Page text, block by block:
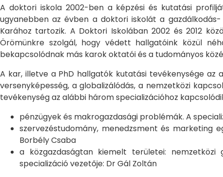
A doktori iskola 2002-ben a képzési és kutatási
ugyanebben az évben a doktori iskolát a
Karához tartozik. A Doktori Iskolában 2002 és 2012
Örömünkre szolgál, hogy védett hallgatóink közül
bekapcsolódnak más karok oktatói és a tudományos
A kar, illetve a PhD hallgatók kutatási tevékenysége az
versenyképesség, a globalizálódás, a nemzetközi
tevékenység az alábbi három specializációhoz
pénzügyek és makrogazdasági problémák. A
szervezéstudomány, menedzsment és marketing
Borbély Csaba
a közgazdaságtan kiemelt területei: nemzetközi
specializáció vezetője: Dr Gál Zoltán